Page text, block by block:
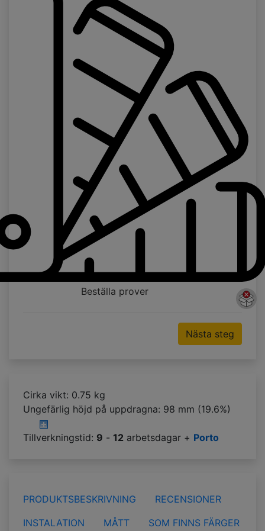
Beställa prover
Nästa steg
Cirka vikt: 0.75 kg
Ungefärlig höjd på uppdragna: 98 mm (19.6%)
Tillverkningstid: 9 - 12 arbetsdagar + Porto
PRODUKTSBESKRIVNING
RECENSIONER
INSTALATION
MÅTT SOM FINNS FÄRGER